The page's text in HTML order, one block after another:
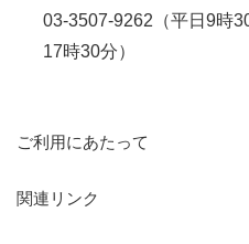
03-3507-9262（平日9時
17時30分）
ご利用にあたって
関連リンク